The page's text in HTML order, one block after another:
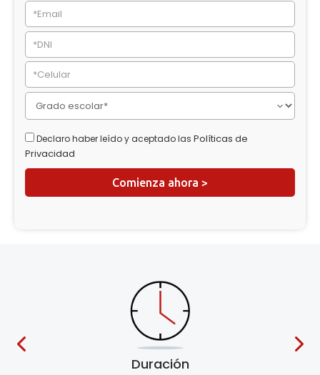
Declaro haber leído y aceptado las Políticas de
Privacidad
Duración